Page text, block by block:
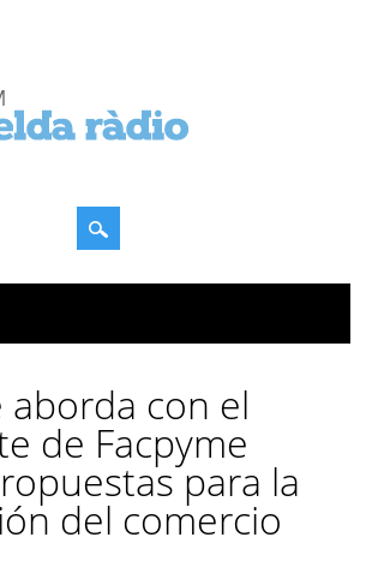
aborda con el
de Facpyme
para la
del comercio